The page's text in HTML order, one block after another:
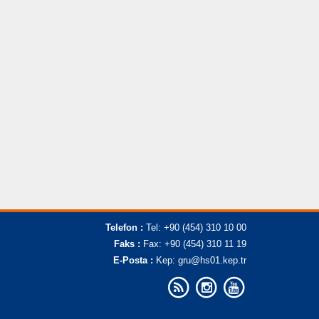
Telefon : Tel: +90 (454) 310 10 00
Faks : Fax: +90 (454) 310 11 19
E-Posta : Kep: gru@hs01.kep.tr